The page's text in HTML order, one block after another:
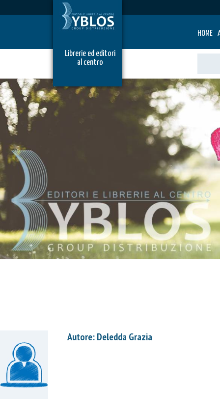
HOME
Librerie ed editori
al centro
Autore: Deledda Grazia